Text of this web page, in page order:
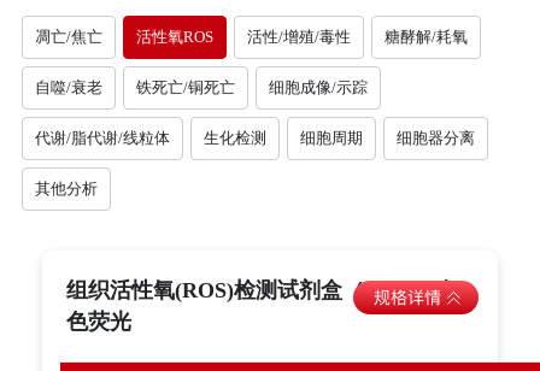
凋亡/焦亡 活性氧ROS 活性/增殖/毒性 糖酵解/耗氧
自噬/衰老 铁死亡/铜死亡 细胞成像/示踪
代谢/脂代谢/线粒体 生化检测 细胞周期 细胞器分离
其他分析
组织活性氧(ROS)检测试剂盒（DHE）-红
色荧光